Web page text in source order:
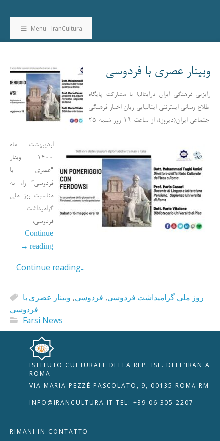
Menu - IranCultura
وبینار عصری با فردوسی
رایزنی فرهنگی ایران درایتالیا با مشارکت پایگاه
اطلاع رسانی اینترنتی ایتالیایی زبان اخبار فرهنگی
اجتماعی ایران(دیروز)، از ساعت 19 روز شنبه 25
اردیبهشت ماه
1400 وبنار
“عصری با
فردوسی” را، به
مناسبت روز ملی
گرامیداشت
فردوسی،
Continue
reading
→
Continue reading...
روز ملی گرامیداشت فردوسی, فردوسی, وبینار عصری با
فردوسی
Farsi News
ISTITUTO CULTURALE DELLA REP. ISL. DELL’IRAN A
ROMA
VIA MARIA PEZZÈ PASCOLATO, 9, 00135 ROMA RM
INFO@IRANCULTURA.IT TEL: +39 06 305 2207
RIMANI IN CONTATTO
RIPRISTINA 🇮🇹 🇬🇧